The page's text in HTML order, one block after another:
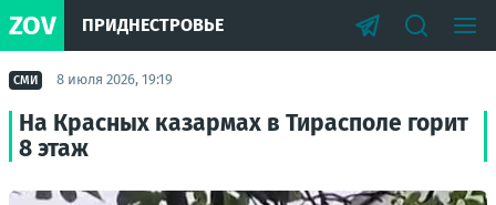
ZOV ПРИДНЕСТРОВЬЕ
СМИ 8 июля 2026, 19:19
На Красных казармах в Тирасполе горит
8 этаж